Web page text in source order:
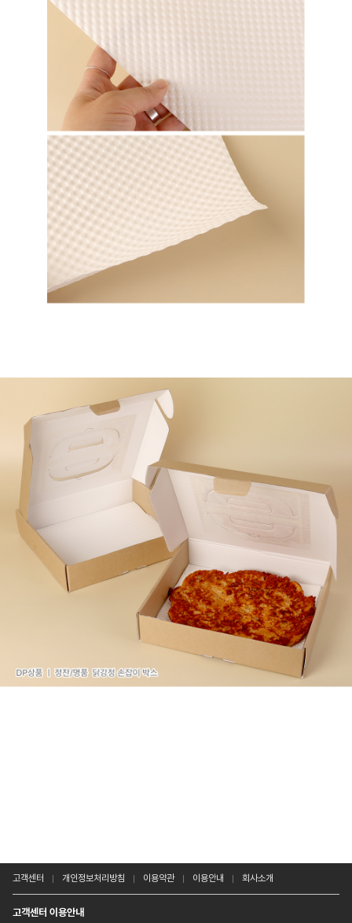
고객센터 개인정보처리방침 이용약관 이용안내 회사소개
고객센터 이용안내